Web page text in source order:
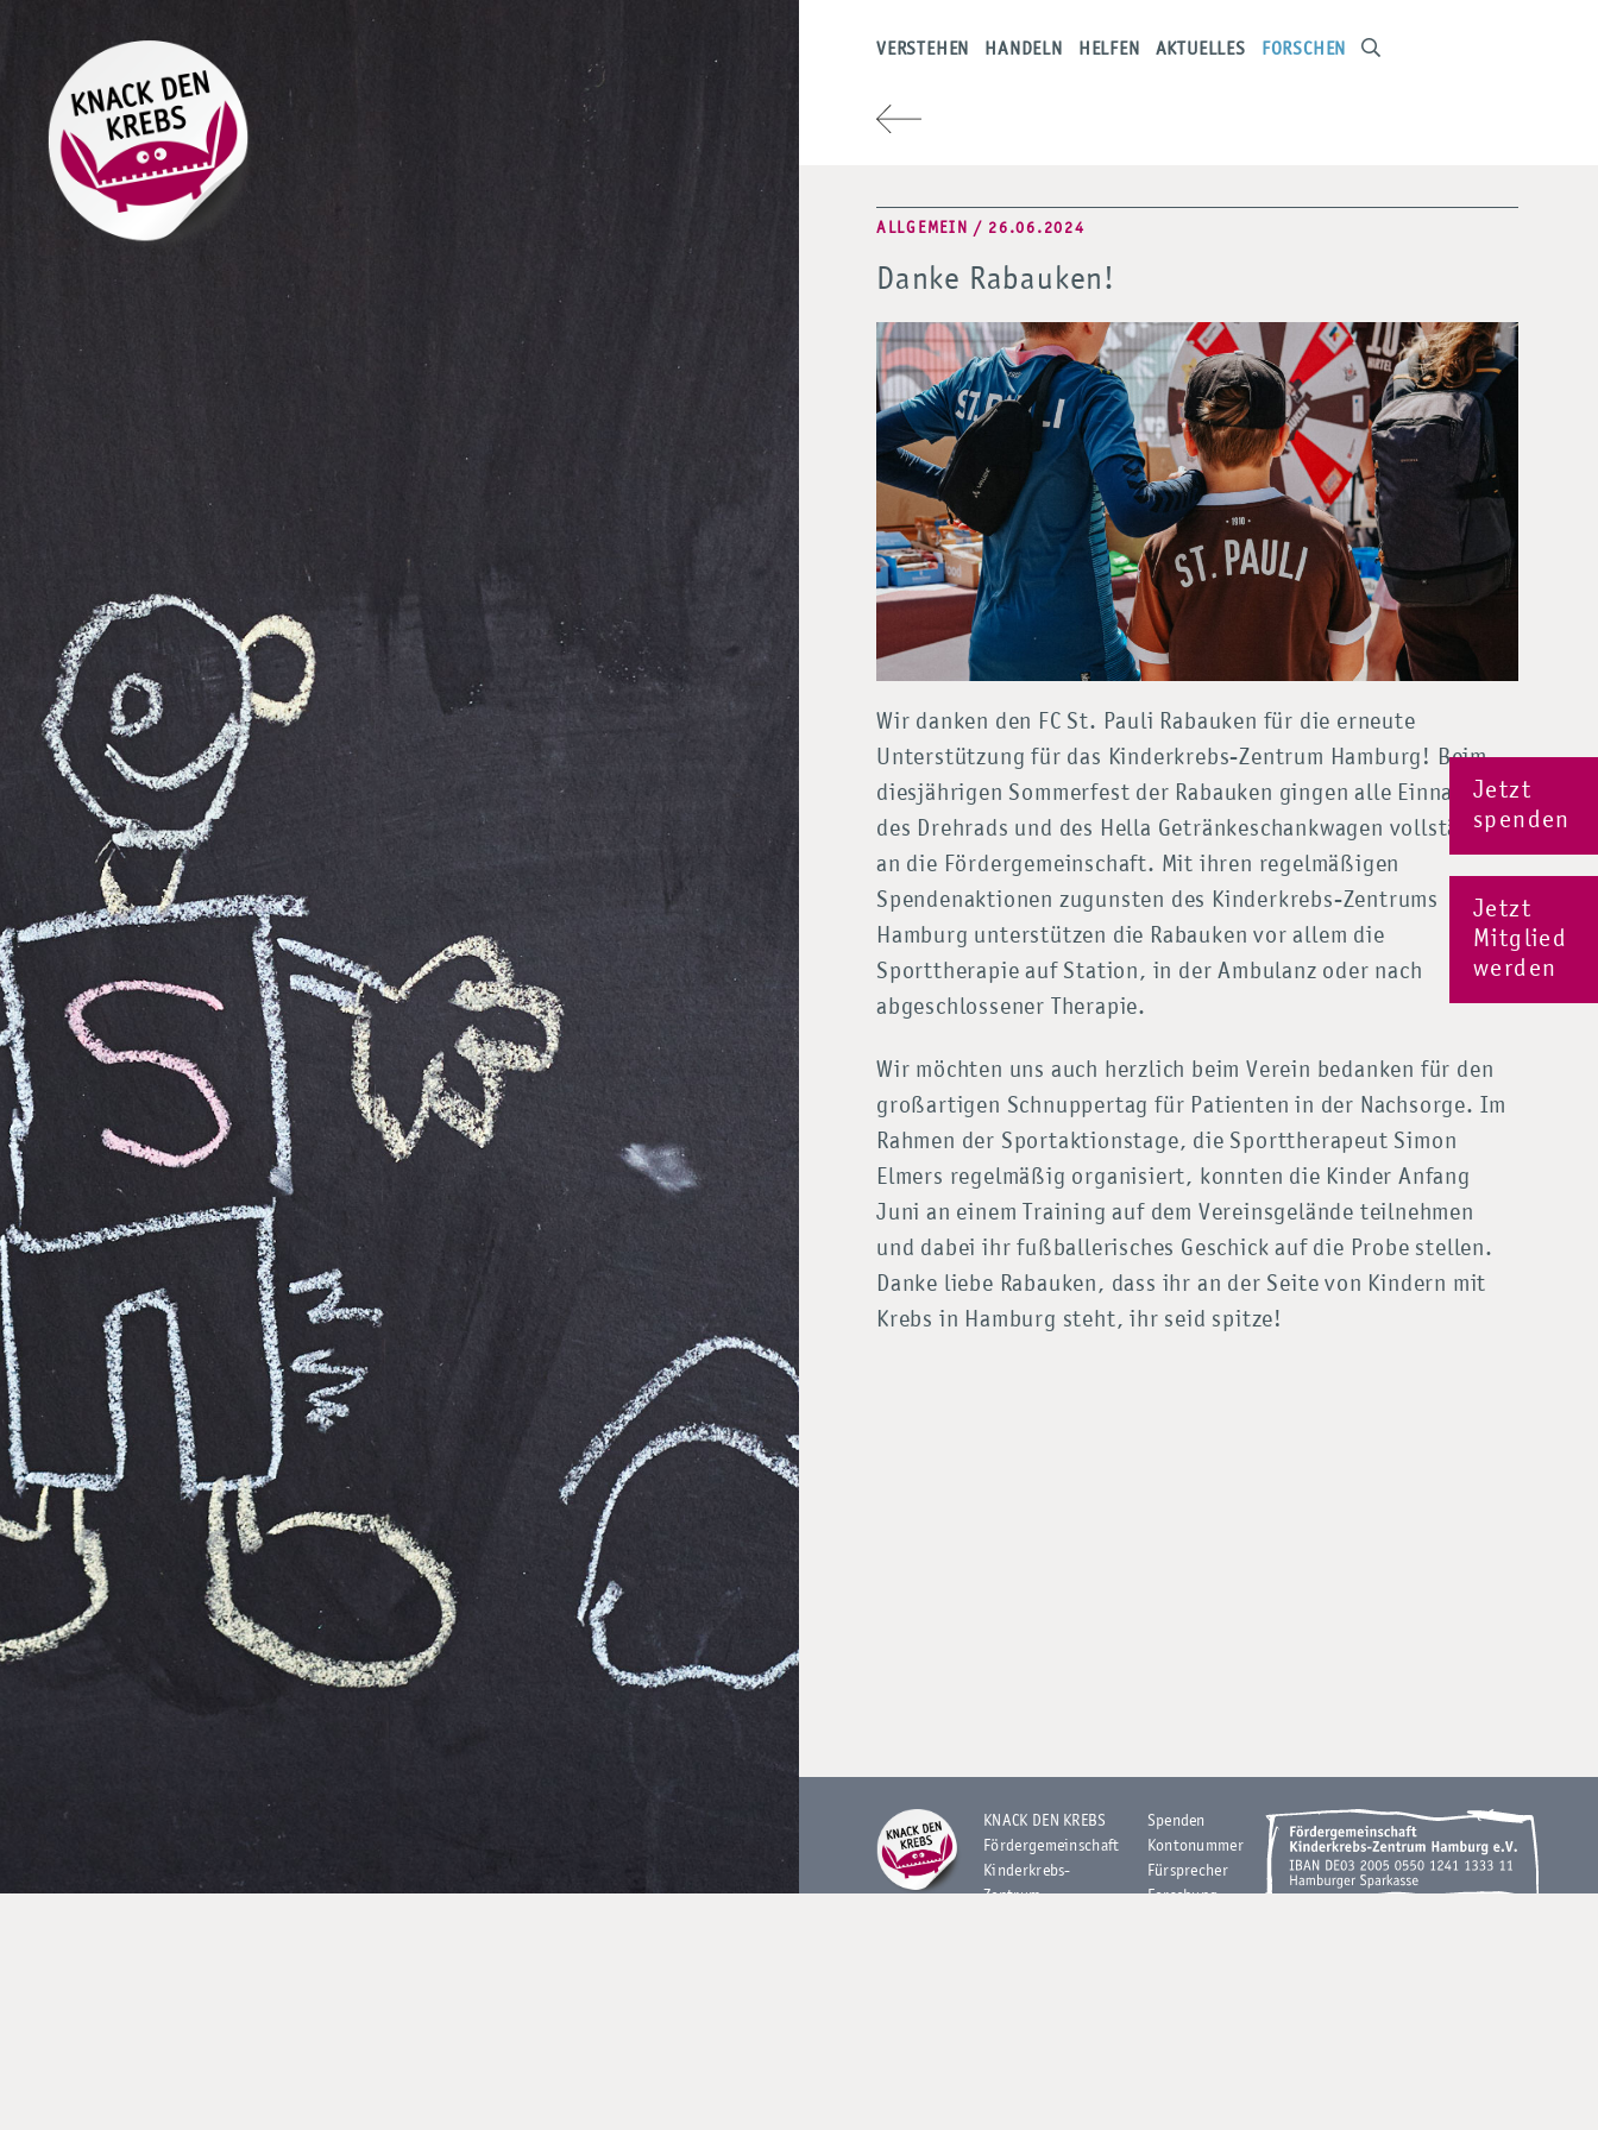
Jetzt
spenden
Jetzt
Mitglied
werden
VERSTEHEN HANDELN HELFEN AKTUELLES FORSCHEN
ALLGEMEIN / 26.06.2024
Danke Rabauken!
Wir danken den FC St. Pauli Rabauken für die erneute
Unterstützung für das Kinderkrebs-Zentrum Hamburg! Beim
diesjährigen Sommerfest der Rabauken gingen alle Einnahmen
des Drehrads und des Hella Getränkeschankwagen vollständig
an die Fördergemeinschaft. Mit ihren regelmäßigen
Spendenaktionen zugunsten des Kinderkrebs-Zentrums
Hamburg unterstützen die Rabauken vor allem die
Sporttherapie auf Station, in der Ambulanz oder nach
abgeschlossener Therapie.
Wir möchten uns auch herzlich beim Verein bedanken für den
großartigen Schnuppertag für Patienten in der Nachsorge. Im
Rahmen der Sportaktionstage, die Sporttherapeut Simon
Elmers regelmäßig organisiert, konnten die Kinder Anfang
Juni an einem Training auf dem Vereinsgelände teilnehmen
und dabei ihr fußballerisches Geschick auf die Probe stellen.
Danke liebe Rabauken, dass ihr an der Seite von Kindern mit
Krebs in Hamburg steht, ihr seid spitze!
KNACK DEN KREBS
Fördergemeinschaft
Kinderkrebs-
Zentrum
Spenden
Kontonummer
Fürsprecher
Forschung